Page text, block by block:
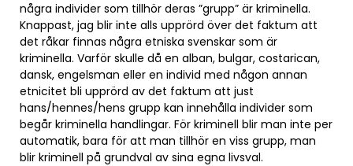
några individer som tillhör deras ”grupp” är kriminella.
Knappast, jag blir inte alls upprörd över det faktum att
det råkar finnas några etniska svenskar som är
kriminella. Varför skulle då en alban, bulgar, costarican,
dansk, engelsman eller en individ med någon annan
etnicitet bli upprörd av det faktum att just
hans/hennes/hens grupp kan innehålla individer som
begår kriminella handlingar. För kriminell blir man inte per
automatik, bara för att man tillhör en viss grupp, man
blir kriminell på grundval av sina egna livsval.